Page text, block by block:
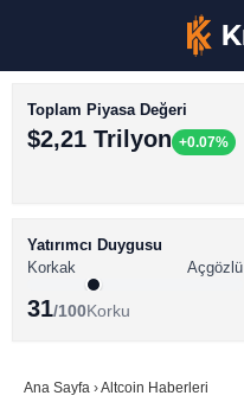
BİTCOİN HABERLERİ
ALTCOİN HABERLERİ
SÖZLÜK
Toplam Piyasa Değeri
$2,21 Trilyon +0.07%
Yatırımcı Duygusu
Korkak
Açgözlü
31/100Korku
Ana Sayfa ›Altcoin Haberleri